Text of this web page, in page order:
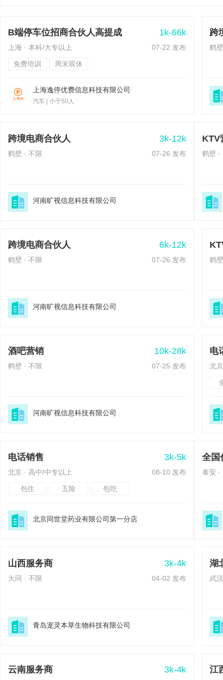
B端停车位招商合伙人高提成 1k-66k
上海 · 本科/大专以上 07-22 发布
免费培训 周末双休
上海逸停优费信息科技有限公司
汽车 小于50人
跨
鹤
跨境电商合伙人 3k-12k
鹤壁 · 不限 07-26 发布
河南旷视信息科技有限公司
KTV
鹤壁 ·
跨境电商合伙人 6k-12k
鹤壁 · 不限 07-26 发布
河南旷视信息科技有限公司
鹤
酒吧营销 10k-28k
鹤壁 · 不限 07-25 发布
河南旷视信息科技有限公司
电
北
电话销售 3k-5k
北京 · 高中/中专以上 08-10 发布
包住 五险 包吃
北京同世堂药业有限公司第一分店
全国
泰安 ·
山西服务商 3k-4k
大同 · 不限 04-02 发布
青岛宠灵本草生物科技有限公司
湖
武
云南服务商 3k-4k 江